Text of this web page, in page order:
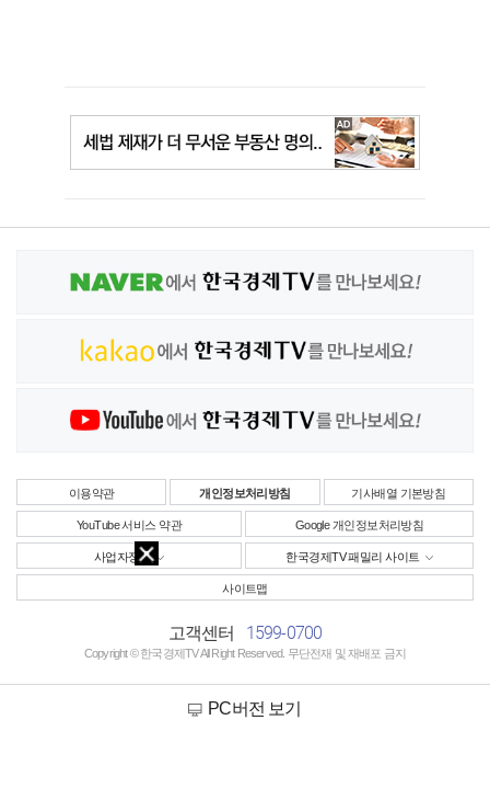
이용약관 개인정보처리방침 기사배열 기본방침
YouTube 서비스 약관 Google 개인정보처리방침
사업자정보 한국경제TV 패밀리 사이트
사이트맵
고객센터 1599-0700
Copyright © 한국경제TV All Right Reserved. 무단전재 및 재배포 금지
PC버전 보기